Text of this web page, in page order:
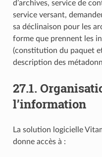
d’archives, service de
service versant,
sa déclinaison pour les
forme que prennent les
(constitution du paquet
description des
27.1.
l’information
La solution logicielle
donne accès à :